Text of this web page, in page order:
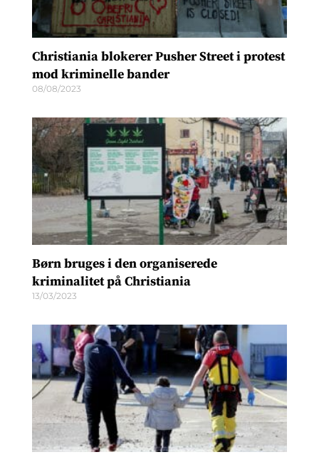
Christiania blokerer Pusher Street i protest
mod kriminelle bander
08/08/2023
Børn bruges i den organiserede
kriminalitet på Christiania
13/03/2023